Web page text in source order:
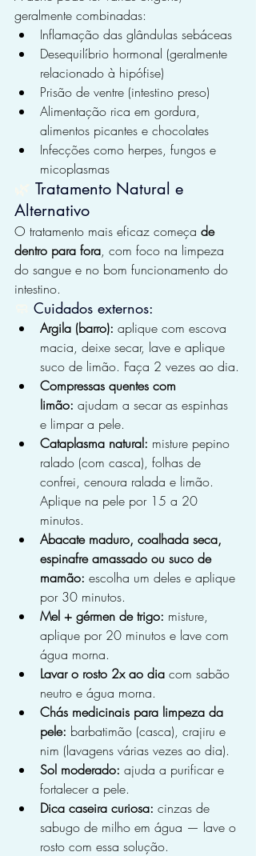
geralmente combinadas:
Inflamação das glândulas sebáceas
Desequilíbrio hormonal (geralmente
relacionado à hipófise)
Prisão de ventre (intestino preso)
Alimentação rica em gordura,
alimentos picantes e chocolates
Infecções como herpes, fungos e
micoplasmas
Tratamento Natural e
Alternativo
O tratamento mais eficaz começa de
dentro para fora, com foco na limpeza
do sangue e no bom funcionamento do
intestino.
Cuidados externos:
Argila (barro): aplique com escova
macia, deixe secar, lave e aplique
suco de limão. Faça 2 vezes ao dia.
Compressas quentes com
limão: ajudam a secar as espinhas
e limpar a pele.
Cataplasma natural: misture pepino
ralado (com casca), folhas de
confrei, cenoura ralada e limão.
Aplique na pele por 15 a 20
minutos.
Abacate maduro, coalhada seca,
espinafre amassado ou suco de
mamão: escolha um deles e aplique
por 30 minutos.
Mel + gérmen de trigo: misture,
aplique por 20 minutos e lave com
água morna.
Lavar o rosto 2x ao dia com sabão
neutro e água morna.
Chás medicinais para limpeza da
pele: barbatimão (casca), crajiru e
nim (lavagens várias vezes ao dia).
Sol moderado: ajuda a purificar e
fortalecer a pele.
Dica caseira curiosa: cinzas de
sabugo de milho em água — lave o
rosto com essa solução.